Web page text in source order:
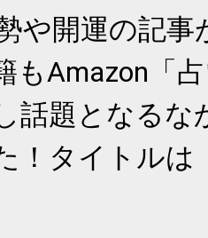
や開運の記
もAmazon「
話題となるな
！タイトルは